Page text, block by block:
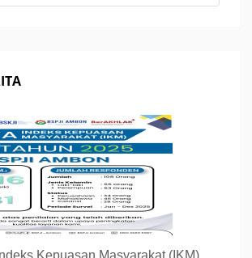
Kepuasan Masyarakat (IKM)